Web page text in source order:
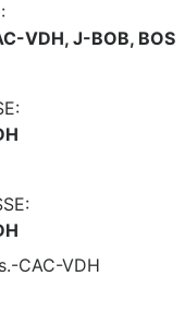
VDH, J-BOB, BOS
CAC-VDH